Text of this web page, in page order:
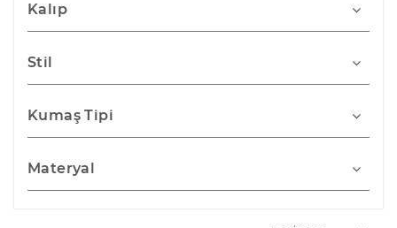
Kalıp
Stil
Kumaş Tipi
Materyal